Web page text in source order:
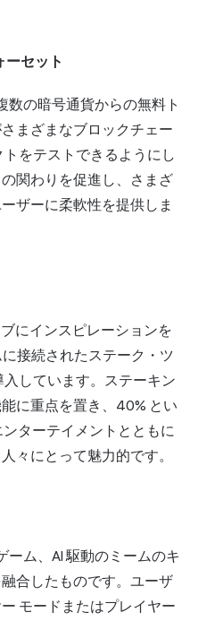
セット
数の暗号通貨からの無料ト
まざまなブロックチェー
をテストできるようにし
関わりを促進し、さまざ
ザーに柔軟性を提供しま
にインスピレーションを
接続されたステーク・ツ
しています。ステーキン
に重点を置き、40% とい
ンターテイメントとともに
々にとって魅力的です。
ーム、AI 駆動のミームのキ
合したものです。ユーザ
モードまたはプレイヤー